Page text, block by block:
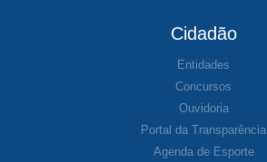
Cidadão
Entidades
Concursos
Ouvidoria
Portal da Transparência
Agenda de Esporte